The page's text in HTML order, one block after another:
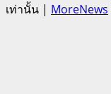
เท่านั้น | MoreNews